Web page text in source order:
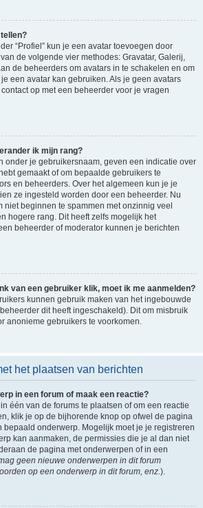
“Profiel” kun je een avatar toevoegen door
de volgende vier methodes: Gravatar, Galerij,
de beheerders om avatars in te schakelen en om
een avatar kan gebruiken. Als je geen avatars
op met een beheerder voor je vragen
ik mijn rang?
onder je gebruikersnaam, geven een indicatie over
gemaakt of om bepaalde gebruikers te
en beheerders. Over het algemeen kun je je
ze ingesteld worden door een beheerder. Nu
niet beginnen te spammen met onzinnig veel
hogere rang. Dit heeft zelfs mogelijk het
beheerder of moderator kunnen je berichten
van een gebruiker klik, moet ik me aanmelden?
kunnen gebruik maken van het ingebouwde
dit heeft ingeschakeld). Dit om misbruik
anonieme gebruikers te voorkomen.
het plaatsen van berichten
in een forum of maak een reactie?
één van de forums te plaatsen of om een reactie
klik je op de bijhorende knop op ofwel de pagina
bepaald onderwerp. Mogelijk moet je je registreren
kan aanmaken, de permissies die je al dan niet
de pagina met onderwerpen of in een
geen nieuwe onderwerpen in dit forum
op een onderwerp in dit forum, enz.).